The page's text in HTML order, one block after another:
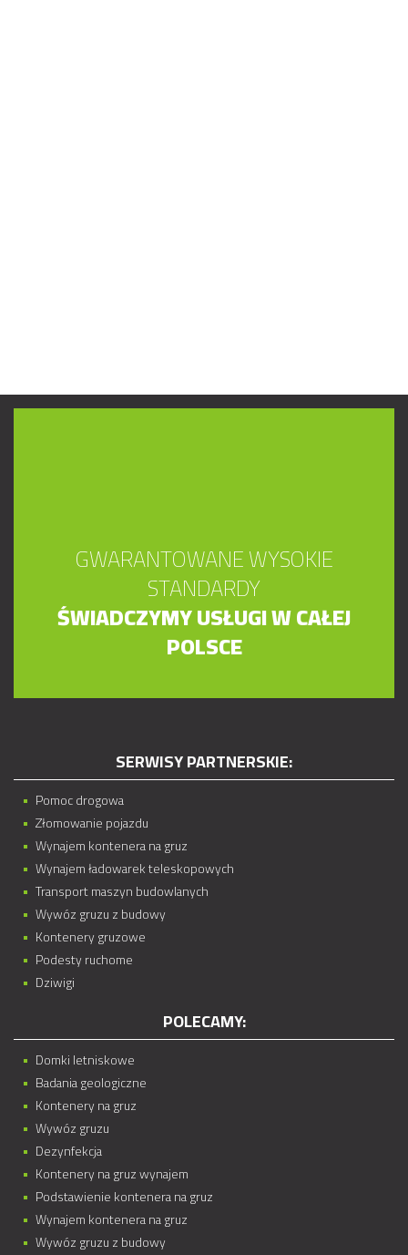
GWARANTOWANE WYSOKIE
STANDARDY
ŚWIADCZYMY USŁUGI W CAŁEJ
POLSCE
SERWISY PARTNERSKIE:
Pomoc drogowa
Złomowanie pojazdu
Wynajem kontenera na gruz
Wynajem ładowarek teleskopowych
Transport maszyn budowlanych
Wywóz gruzu z budowy
Kontenery gruzowe
Podesty ruchome
Dziwigi
POLECAMY:
Domki letniskowe
Badania geologiczne
Kontenery na gruz
Wywóz gruzu
Dezynfekcja
Kontenery na gruz wynajem
Podstawienie kontenera na gruz
Wynajem kontenera na gruz
Wywóz gruzu z budowy